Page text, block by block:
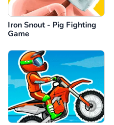
Iron Snout - Pig Fighting
Game